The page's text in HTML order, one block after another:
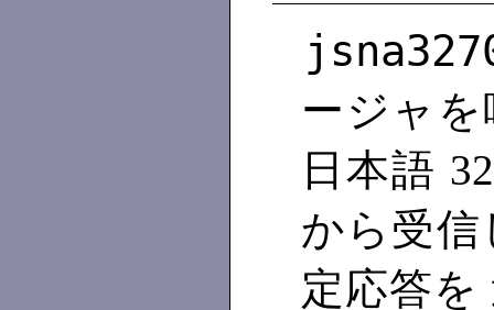
ージャ
日本語
から受信
定応答